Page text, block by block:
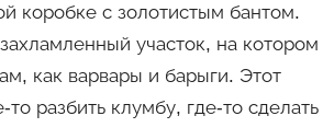
коробке с золотистым бантом.
участок, на котором
как варвары и барыги. Этот
разбить клумбу, где-то сделать